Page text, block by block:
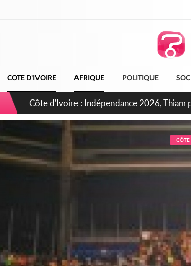
COTE D'IVOIRE AFRIQUE POLITIQUE
Côte d'Ivoire : Concours INFAS 2026, les